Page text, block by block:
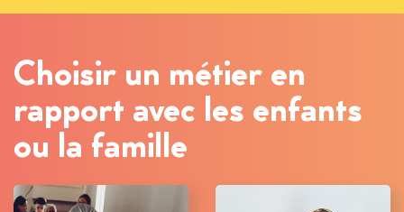
Choisir un métier en
rapport avec les enfants
ou la famille